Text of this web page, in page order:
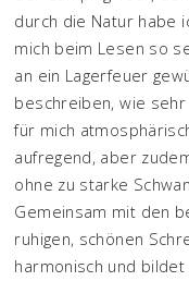
durch die Natur habe
mich beim Lesen so
an ein Lagerfeuer
beschreiben, wie
für mich
aufregend, aber
ohne zu starke
Gemeinsam mit den
ruhigen, schönen
harmonisch und